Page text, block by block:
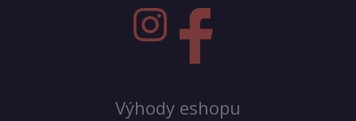
Výhody eshopu